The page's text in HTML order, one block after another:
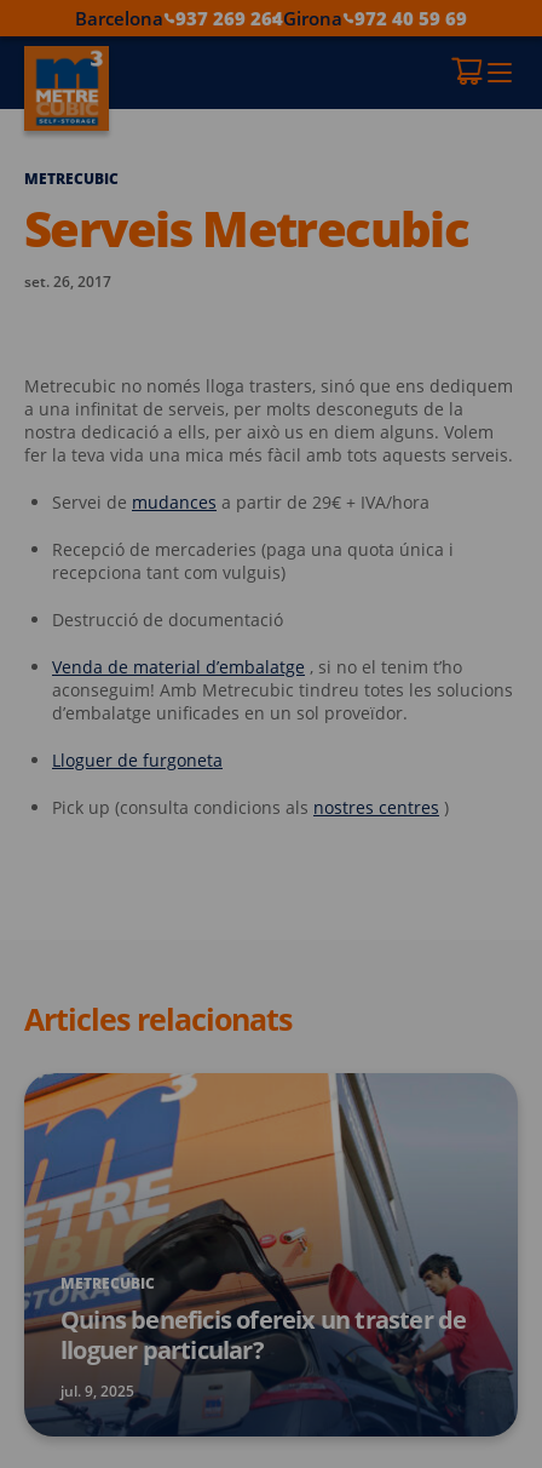
Barcelona 937 269 264Girona 972 40 59 69
METRECUBIC
Serveis Metrecubic
set. 26, 2017
Metrecubic no només lloga trasters, sinó que ens dediquem
a una infinitat de serveis, per molts desconeguts de la
nostra dedicació a ells, per això us en diem alguns. Volem
fer la teva vida una mica més fàcil amb tots aquests serveis.
Servei de mudances a partir de 29€ + IVA/hora
Recepció de mercaderies (paga una quota única i
recepciona tant com vulguis)
Destrucció de documentació
Venda de material d’embalatge , si no el tenim t’ho
aconseguim! Amb Metrecubic tindreu totes les solucions
d’embalatge unificades en un sol proveïdor.
Lloguer de furgoneta
Pick up (consulta condicions als nostres centres )
Articles relacionats
METRECUBIC
Quins beneficis ofereix un traster de
lloguer particular?
jul. 9, 2025